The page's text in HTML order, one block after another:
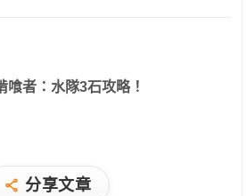
喰者：水隊3石攻略！
分享文章